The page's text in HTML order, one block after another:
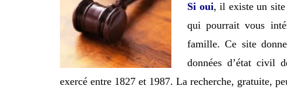
Si oui, il existe un site
qui pourrait vous
famille. Ce site
données d’état civil
exercé entre 1827 et 1987. La recherche, gratuite,